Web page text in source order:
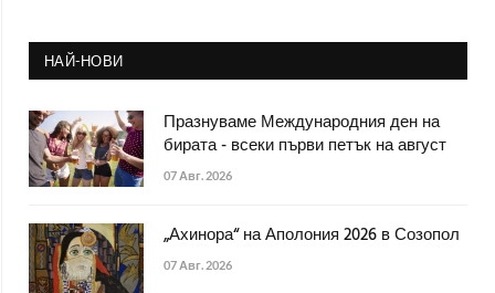
НАЙ-НОВИ
Празнуваме Международния ден на
бирата - всеки първи петък на август
07 Авг. 2026
„Ахинора“ на Аполония 2026 в Созопол
07 Авг. 2026